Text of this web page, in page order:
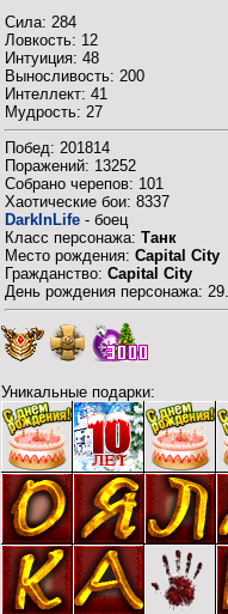
Сила: 284
Ловкость: 12
Интуиция: 48
Выносливость: 200
Интеллект: 41
Мудрость: 27
Побед: 201814
Поражений: 13252
Собрано черепов: 101
Хаотические бои: 8337
DarkInLife - боец
Класс персонажа: Танк
Место рождения: Capital City
Гражданство: Capital City
День рождения персонажа:
Уникальные подарки: